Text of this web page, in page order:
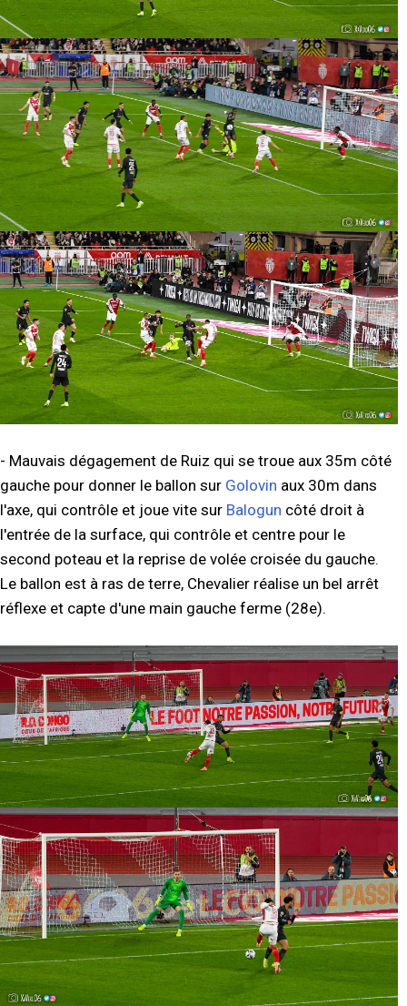
- Mauvais dégagement de Ruiz qui se troue aux 35m côté
gauche pour donner le ballon sur Golovin aux 30m dans
l'axe, qui contrôle et joue vite sur Balogun côté droit à
l'entrée de la surface, qui contrôle et centre pour le
second poteau et la reprise de volée croisée du gauche.
Le ballon est à ras de terre, Chevalier réalise un bel arrêt
réflexe et capte d'une main gauche ferme (28e).